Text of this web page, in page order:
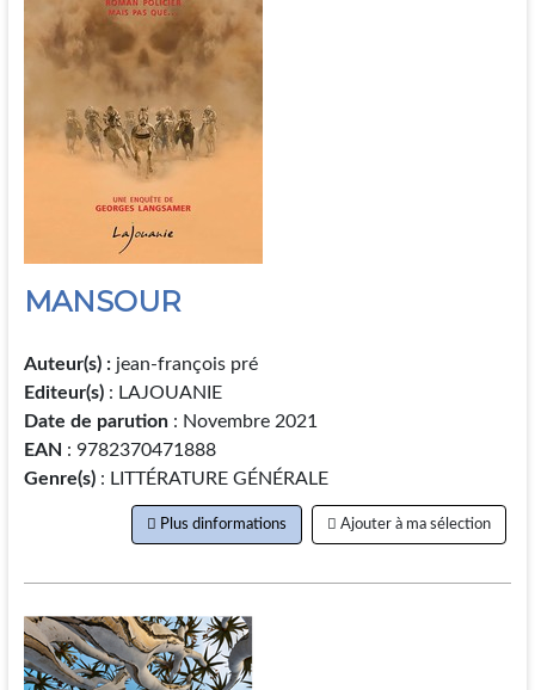
MANSOUR
Auteur(s) :jean-françois pré
Editeur(s) : LAJOUANIE
Date de parution: Novembre 2021
EAN : 9782370471888
Genre(s): LITTÉRATURE GÉNÉRALE
Plus dinformations Ajouter à ma sélection